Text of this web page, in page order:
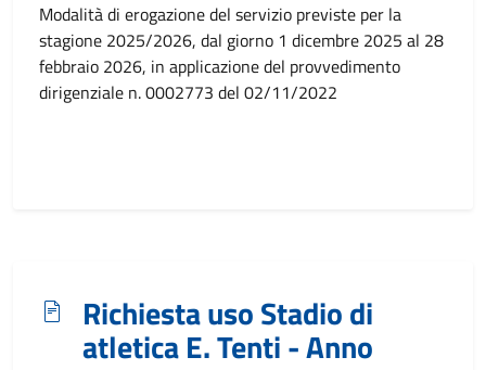
Modalità di erogazione del servizio previste per la
stagione 2025/2026, dal giorno 1 dicembre 2025 al 28
febbraio 2026, in applicazione del provvedimento
dirigenziale n. 0002773 del 02/11/2022
Richiesta uso Stadio di
atletica E. Tenti - Anno